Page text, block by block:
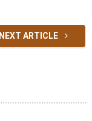
NEXT ARTICLE